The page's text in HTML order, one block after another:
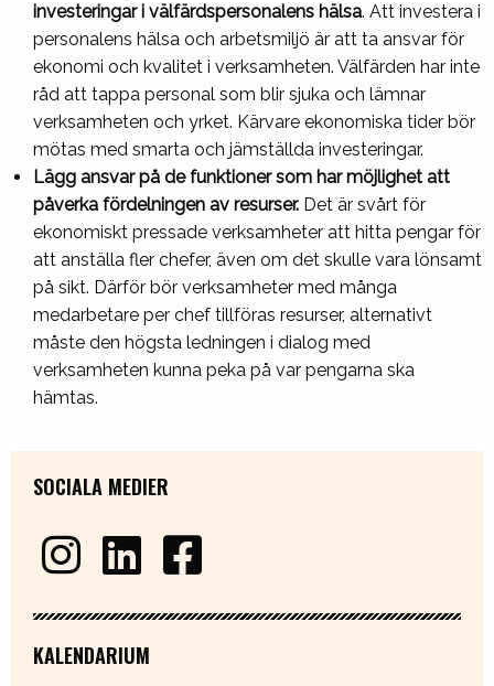
investeringar i välfärdspersonalens hälsa. Att investera i
personalens hälsa och arbetsmiljö är att ta ansvar för
ekonomi och kvalitet i verksamheten. Välfärden har inte
råd att tappa personal som blir sjuka och lämnar
verksamheten och yrket. Kärvare ekonomiska tider bör
mötas med smarta och jämställda investeringar.
Lägg ansvar på de funktioner som har möjlighet att
påverka fördelningen av resurser. Det är svårt för
ekonomiskt pressade verksamheter att hitta pengar för
att anställa fler chefer, även om det skulle vara lönsamt
på sikt. Därför bör verksamheter med många
medarbetare per chef tillföras resurser, alternativt
måste den högsta ledningen i dialog med
verksamheten kunna peka på var pengarna ska
hämtas.
SOCIALA MEDIER
KALENDARIUM